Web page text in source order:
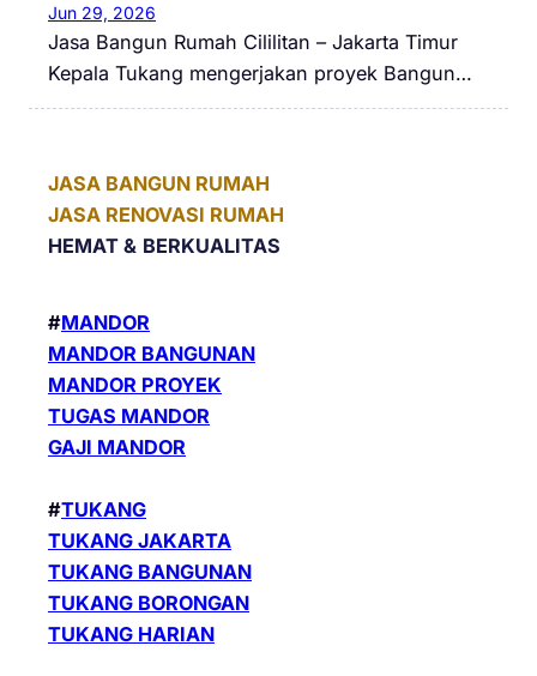
Jun 29, 2026
Jasa Bangun Rumah Cililitan – Jakarta Timur
Kepala Tukang mengerjakan proyek Bangun…
JASA BANGUN RUMAH
JASA RENOVASI RUMAH
HEMAT & BERKUALITAS
#MANDOR
MANDOR BANGUNAN
MANDOR PROYEK
TUGAS MANDOR
GAJI MANDOR
#TUKANG
TUKANG JAKARTA
TUKANG BANGUNAN
TUKANG BORONGAN
TUKANG HARIAN